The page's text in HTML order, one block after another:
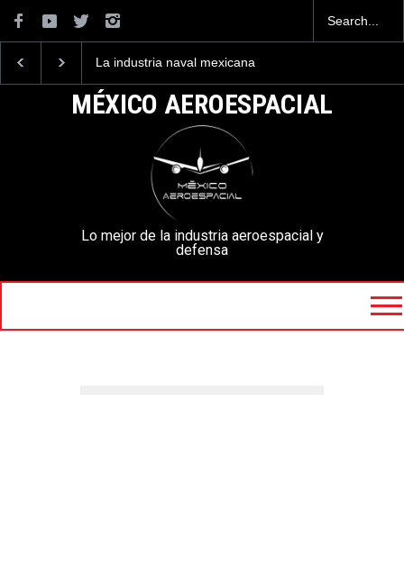
La industria naval mexicana
la Armada de México
mexicanos cuesta 2.9
millones de dólares
MÉXICO AEROESPACIAL
Lo mejor de la industria aeroespacial y
defensa